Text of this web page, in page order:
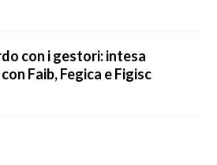
con i gestori: intesa
Faib, Fegica e Figisc